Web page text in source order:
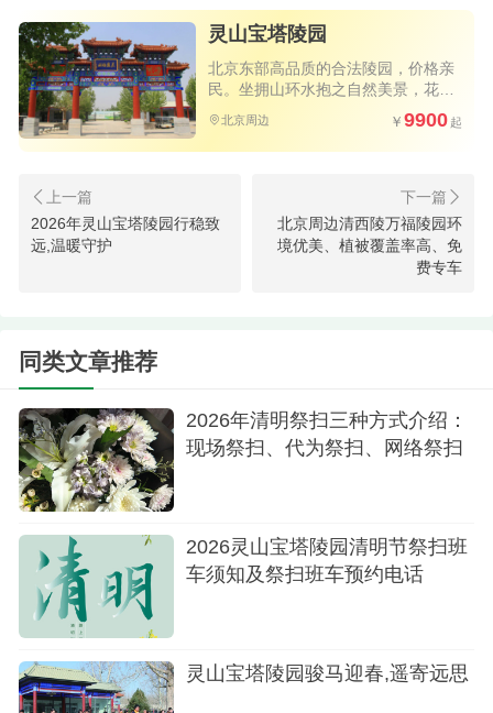
候，暗藏生机：雁北乡，鹊始巢，雉始雊——生命
的迁徙、筑巢与鸣叫，都在寂静的冬日里轻声宣
告：暖意从未远离。而自小寒起始的花信风，梅
花、山茶、水仙依次绽放，更是冬日里最温柔的信
小寒虽寒，却蕴藏向暖的密码。这份寒，是对
万物的淬炼，如同梅花必经霜雪，方能绽放清芬；
这份寒，也映衬着人间的温暖——一餐一饭的热
在燕郊灵山宝塔陵园，我们深知，最凛冽的时
节，最需守护心中的温暖与希望。我们以静默的陪
伴、庄重的仪式、悉心的照料，让每一段往事得以
安宁栖息，每一份思念皆有枝可依。寒极则暖生，
冬深则春近。愿你我在这小寒时节，守得住生命之
暖，藏得住岁月之光，让所有牵挂，皆得安顿，静
待春来，万物焕新。
灵山宝塔陵园
北京东部高品质的合法陵园，价格亲
民。坐拥山环水抱之自然美景，花园
式环境三季花开不败，四季绿意盎
然，高速直达。
北京周边 9900
2026年灵山宝塔陵园行稳致
远,温暖守护
北京周边清西陵万福陵园环
境优美、植被覆盖率高、免
费专车
同类文章推荐
2026年清明祭扫三种方式介绍：
现场祭扫、代为祭扫、网络祭扫
2026灵山宝塔陵园清明节祭扫班
车须知及祭扫班车预约电话
灵山宝塔陵园骏马迎春,遥寄远思